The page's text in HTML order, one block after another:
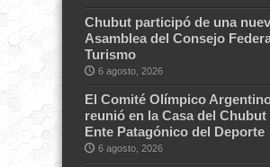
Chubut participó de una
Asamblea del Consejo
Turismo
6 agosto, 2026
El Comité Olímpico
reunió en la Casa del Chubut
Ente Patagónico del Deporte
6 agosto, 2026